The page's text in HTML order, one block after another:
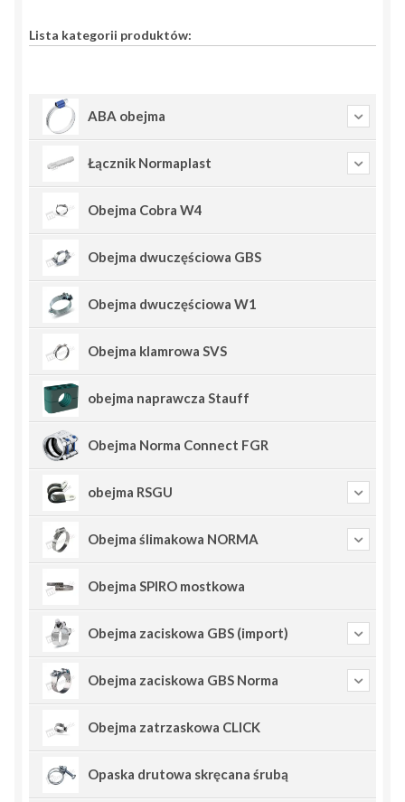
Lista kategorii produktów:
ABA obejma
Łącznik Normaplast
Obejma Cobra W4
Obejma dwuczęściowa GBS
Obejma dwuczęściowa W1
Obejma klamrowa SVS
obejma naprawcza Stauff
Obejma Norma Connect FGR
obejma RSGU
Obejma ślimakowa NORMA
Obejma SPIRO mostkowa
Obejma zaciskowa GBS (import)
Obejma zaciskowa GBS Norma
Obejma zatrzaskowa CLICK
Opaska drutowa skręcana śrubą